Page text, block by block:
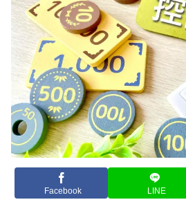
Facebook LINE